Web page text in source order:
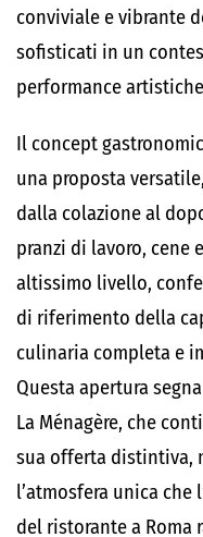
conviviale e vibrante
sofisticati in un
performance
Il concept
una proposta
dalla colazione al
pranzi di lavoro, cene
altissimo livello,
di riferimento della
culinaria completa e
Questa apertura
La Ménagère, che
sua offerta distintiva,
l’atmosfera unica che
del ristorante a Roma